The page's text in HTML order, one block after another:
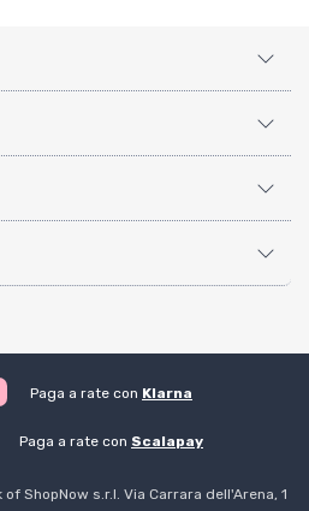
Paga a rate con Klarna
Paga a rate con Scalapay
ShopNow s.r.l. Via Carrara dell'Arena, 1